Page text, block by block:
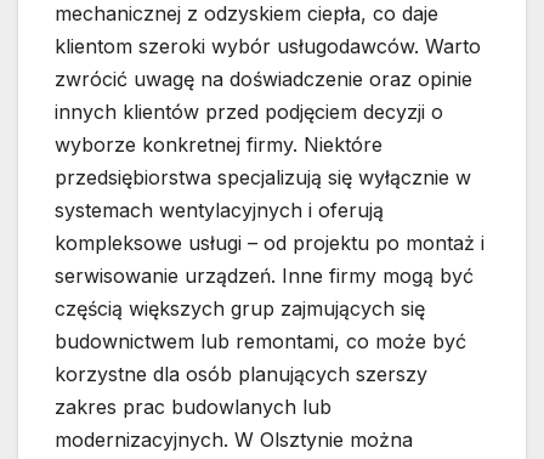
mechanicznej z odzyskiem ciepła, co daje
klientom szeroki wybór usługodawców. Warto
zwrócić uwagę na doświadczenie oraz opinie
innych klientów przed podjęciem decyzji o
wyborze konkretnej firmy. Niektóre
przedsiębiorstwa specjalizują się wyłącznie w
systemach wentylacyjnych i oferują
kompleksowe usługi – od projektu po montaż i
serwisowanie urządzeń. Inne firmy mogą być
częścią większych grup zajmujących się
budownictwem lub remontami, co może być
korzystne dla osób planujących szerszy
zakres prac budowlanych lub
modernizacyjnych. W Olsztynie można